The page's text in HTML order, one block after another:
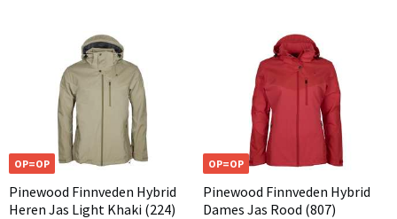
OP=OP
Pinewood Finnveden Hybrid
Heren Jas Light Khaki (224)
OP=OP
Pinewood Finnveden Hybrid
Dames Jas Rood (807)